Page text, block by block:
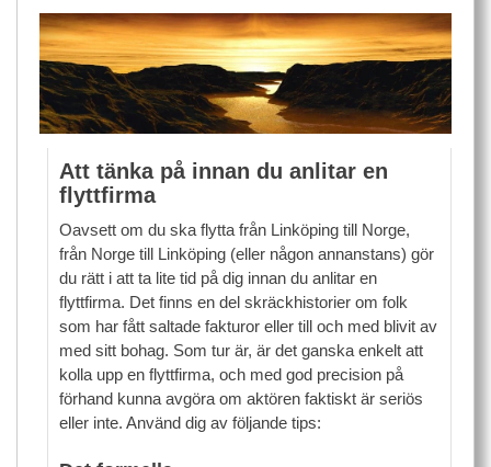
Att tänka på innan du anlitar en
flyttfirma
Oavsett om du ska flytta från Linköping till Norge,
från Norge till Linköping (eller någon annanstans) gör
du rätt i att ta lite tid på dig innan du anlitar en
flyttfirma. Det finns en del skräckhistorier om folk
som har fått saltade fakturor eller till och med blivit av
med sitt bohag. Som tur är, är det ganska enkelt att
kolla upp en flyttfirma, och med god precision på
förhand kunna avgöra om aktören faktiskt är seriös
eller inte. Använd dig av följande tips: